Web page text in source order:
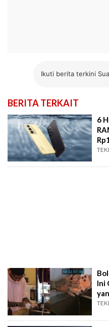
Ikuti berita terkini
BERITA TERKAIT
6
Ini